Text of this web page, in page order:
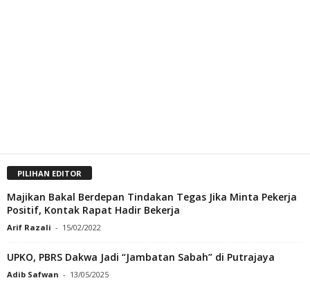
PILIHAN EDITOR
Majikan Bakal Berdepan Tindakan Tegas Jika Minta Pekerja
Positif, Kontak Rapat Hadir Bekerja
Arif Razali - 15/02/2022
UPKO, PBRS Dakwa Jadi “Jambatan Sabah” di Putrajaya
Adib Safwan - 13/05/2025